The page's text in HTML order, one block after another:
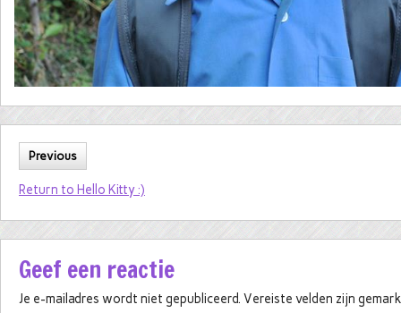
Previous
Return to Hello Kitty :)
Geef een reactie
Je e-mailadres wordt niet gepubliceerd. Vereiste velden zijn